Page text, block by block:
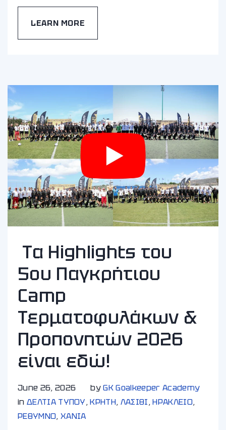
LEARN MORE
Τα Highlights του
5ου Παγκρήτιου
Camp
Τερματοφυλάκων &
Προπονητών 2026
είναι εδώ!
June 26, 2026 byGK Goalkeeper Academy
in ΔΕΛΤΙΑ ΤΥΠΟΥ,ΚΡΗΤΗ, ΛΑΣΙΘΙ,ΗΡΑΚΛΕΙΟ,
ΡΕΘΥΜΝΟ, ΧΑΝΙA